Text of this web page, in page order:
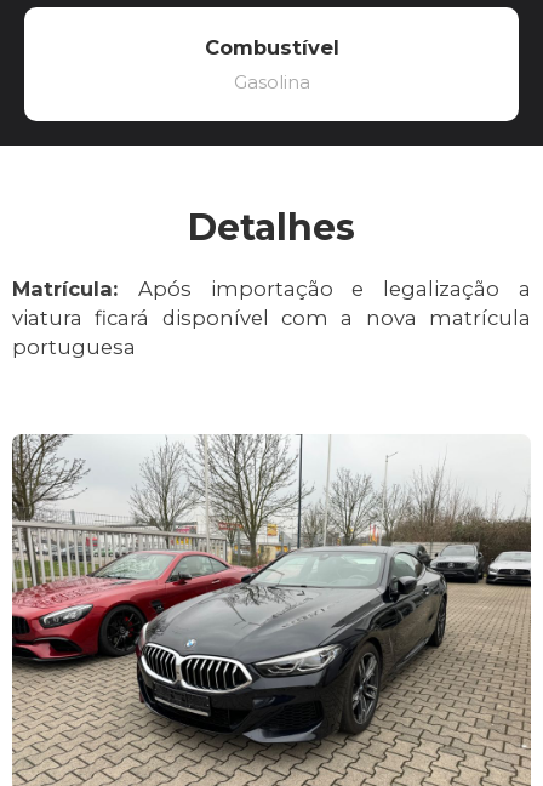
Combustível
Gasolina
Detalhes
Matrícula: Após importação e legalização a
viatura ficará disponível com a nova matrícula
portuguesa